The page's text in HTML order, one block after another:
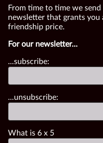
From time to time we
newsletter that grants you
friendship price.
For our newsletter...
...subscribe:
...unsubscribe:
What is 6 x 5